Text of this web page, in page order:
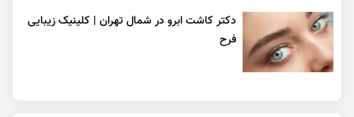
دکتر کاشت ابرو در شمال تهران | کلینیک زیبایی
فرح